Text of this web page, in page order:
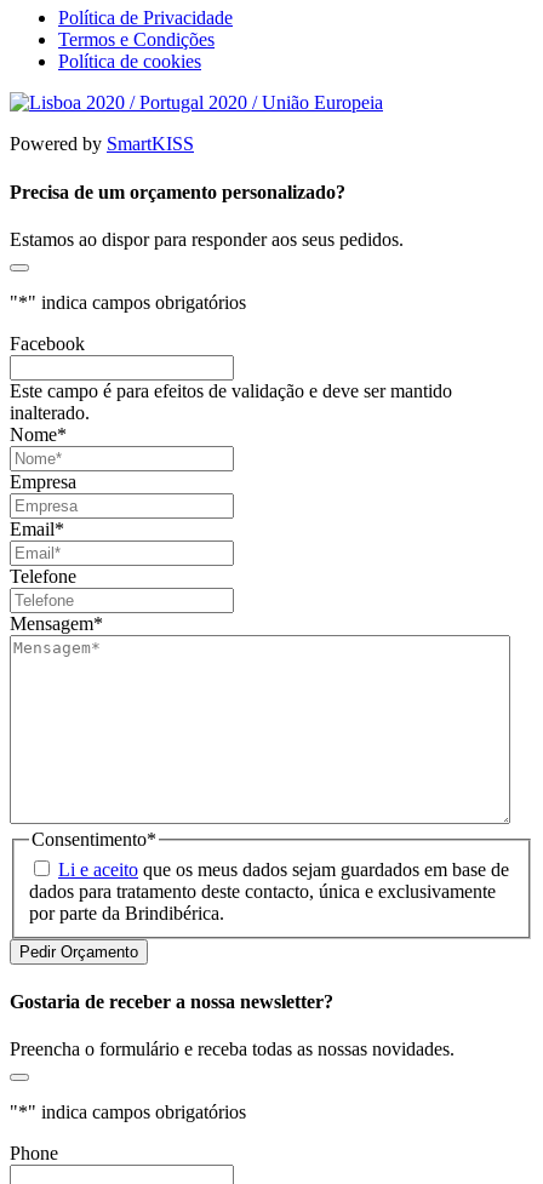
Política de Privacidade
Termos e Condições
Política de cookies
Powered by SmartKISS
Precisa de um orçamento personalizado?
Estamos ao dispor para responder aos seus pedidos.
"*" indica campos obrigatórios
Facebook
Este campo é para efeitos de validação e deve ser mantido
inalterado.
Nome*
Empresa
Email*
Telefone
Mensagem*
Consentimento*
Li e aceito que os meus dados sejam guardados em base de
dados para tratamento deste contacto, única e exclusivamente
por parte da Brindibérica.
Gostaria de receber a nossa newsletter?
Preencha o formulário e receba todas as nossas novidades.
"*" indica campos obrigatórios
Phone